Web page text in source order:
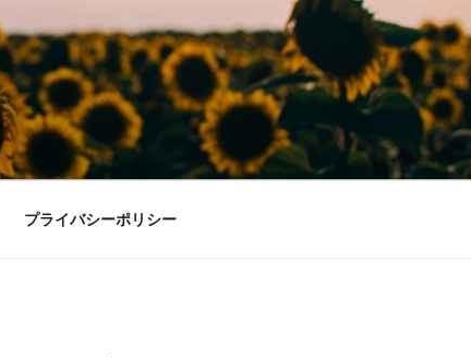
プライバシーポリシー